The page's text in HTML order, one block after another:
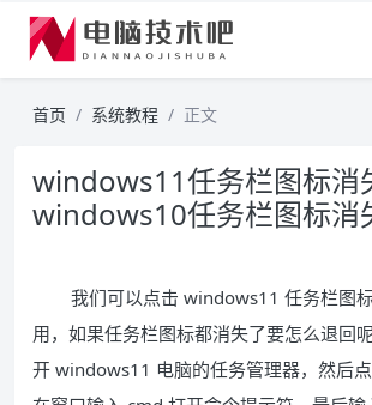
首页 系统教程 正文
windows11任务栏图标消
windows10任务栏图标消
我们可以点击 windows11 任务栏图
用，如果任务栏图标都消失了要怎么退回
开 windows11 电脑的任务管理器，然后点